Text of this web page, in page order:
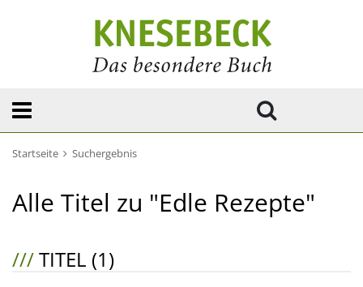
Startseite Suchergebnis
Alle Titel zu "Edle Rezepte"
///TITEL (1)